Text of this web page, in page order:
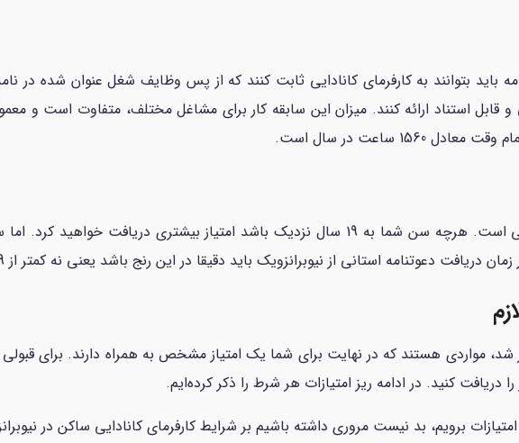
باید بتوانند به کارفرمای کانادایی ثابت کنند که از پس وظایف شغل عنوان شده در
قابل استناد ارائه کنند. میزان این سابقه کار برای مشاغل مختلف، متفاوت است و
ساعت در سال است.
دعوتنامه استانی از نیوبرانزویک باید دقیقا در این رنج باشد یعنی نه کمتر از 19 سال و نه بیشتر از 55 سال.
شد، مواردی هستند که در نهایت برای شما یک امتیاز مشخص به همراه دارند. برای قبولی
برویم، بد نیست مروری داشته باشیم بر شرایط کارفرمای کانادایی ساکن در